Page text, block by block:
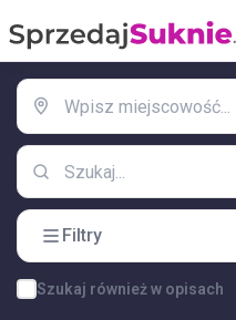
Filtry
Szukaj również w opisach